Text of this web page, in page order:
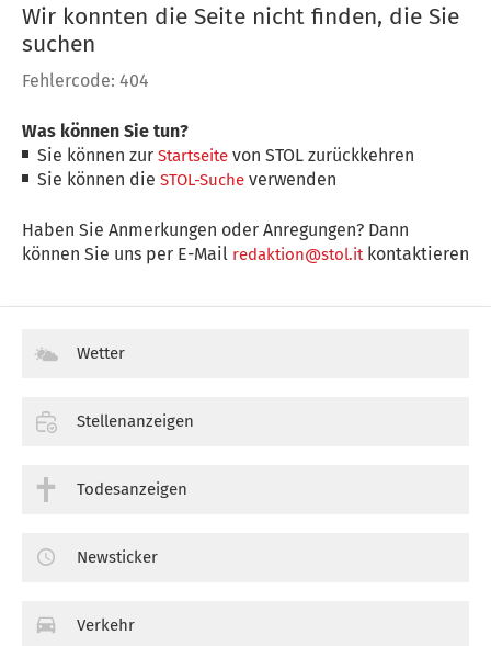
Wir konnten die Seite nicht finden, die Sie
suchen
Fehlercode: 404
Was können Sie tun?
Sie können zurStartseite von STOL zurückkehren
Sie können dieSTOL-Suche verwenden
Haben Sie Anmerkungen oder Anregungen? Dann
können Sie uns per E-Mail redaktion@stol.itkontaktieren
Wetter
Stellenanzeigen
Todesanzeigen
Newsticker
Verkehr